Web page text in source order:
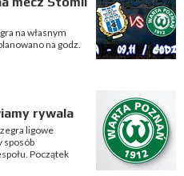
na własnym
na godz.
rywala
ligowe
sposób
Początek